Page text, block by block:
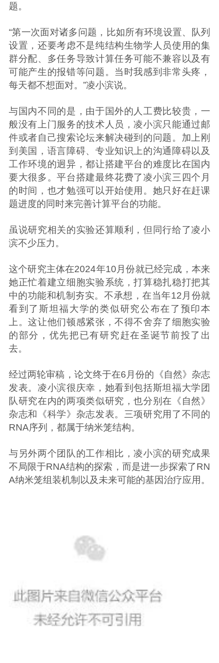
题。
“第一次面对诸多问题，比如所有环境设置、队列
设置，还要考虑不是纯结构生物学人员使用的集
群分配、多任务导致计算任务可能不兼容以及有
可能产生的报错等问题。当时我感到非常头疼，
每天都不想面对。”凌小滨说。
与国内不同的是，由于国外的人工费比较贵，一
般没有上门服务的技术人员，凌小滨只能通过邮
件或者自己搜索论坛来解决碰到的问题。加上刚
到美国，语言障碍、专业知识上的沟通障碍以及
工作环境的迥异，都让搭建平台的难度比在国内
要大很多。平台搭建最终花费了凌小滨三四个月
的时间，也才勉强可以开始使用。她只好在赶课
题进度的同时来完善计算平台的功能。
虽说研究相关的实验还算顺利，但同行给了凌小
滨不少压力。
这个研究主体在2024年10月份就已经完成，本来
她正忙着建立细胞实验系统，打算稳扎稳打把其
中的功能和机制夯实。不承想，在当年12月份就
看到了斯坦福大学的类似研究公布在了预印本
上。这让他们顿感紧张，不得不舍弃了细胞实验
的部分，优先把已有研究赶在圣诞节前投了出
去。
经过两轮审稿，论文终于在6月份的《自然》杂志
发表。凌小滨很庆幸，她看到包括斯坦福大学团
队研究在内的两项类似研究，也分别在《自然》
杂志和《科学》杂志发表。三项研究用了不同的
RNA序列，都属于纳米笼结构。
与另外两个团队的工作相比，凌小滨的研究成果
不局限于RNA结构的探索，而是进一步探索了RN
A纳米笼组装机制以及未来可能的基因治疗应用。